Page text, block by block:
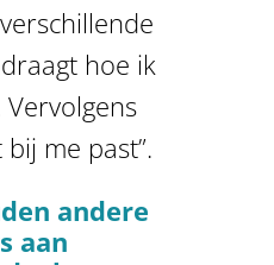
hoe ik
me past”.
andere
aan